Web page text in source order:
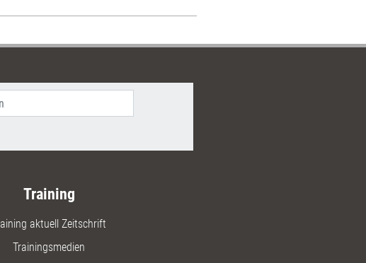
Training
aktuell Zeitschrift
Trainingsmedien